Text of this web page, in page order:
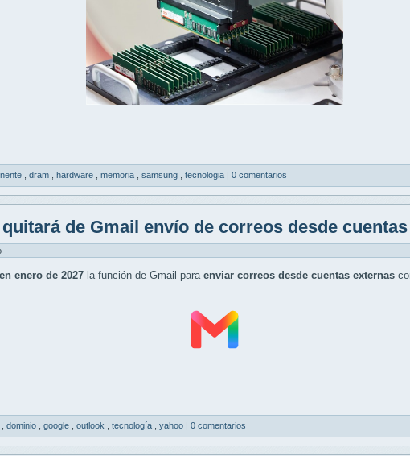
dram hardware memoria samsung tecnologia 0 comentarios
de Gmail envío de correos desde
enero de 2027 la función de Gmail para enviar correos desde cuentas externas
dominio google outlook tecnología yahoo | 0 comentarios